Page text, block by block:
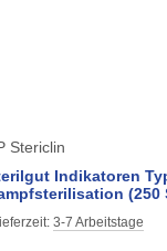
Stericlin
Indikatoren
(250
3-7 Arbeitstage